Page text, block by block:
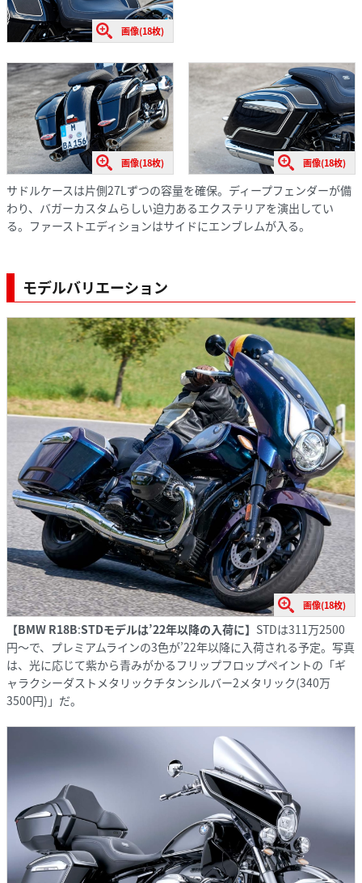
画像(18枚)
画像(18枚) 画像(18枚)
サドルケースは片側27Lずつの容量を確保。ディープフェンダーが備
わり、バガーカスタムらしい迫力あるエクステリアを演出してい
る。ファーストエディションはサイドにエンブレムが入る。
モデルバリエーション
画像(18枚)
【BMW R18B:STDモデルは’22年以降の入荷に】 STDは311万2500
円～で、プレミアムラインの3色が’22年以降に入荷される予定。写真
は、光に応じて紫から青みがかるフリップフロップペイントの「ギ
ャラクシーダストメタリックチタンシルバー2メタリック(340万
3500円)」だ。